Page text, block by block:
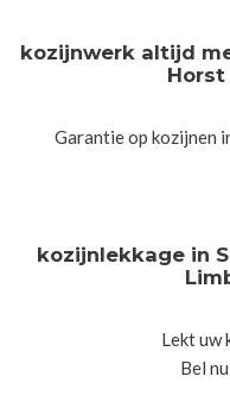
kozijnwerk altijd
Horst
Garantie op kozijnen
kozijnlekkage in
Lekt uw
Bel